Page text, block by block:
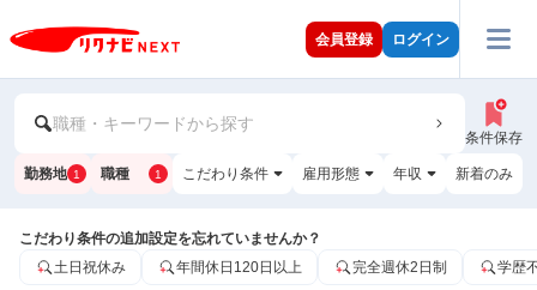
会員登録 ログイン
職種・キーワードから探す
条件保存
勤務地 1 職種 1 こだわり条件 雇用形態 年収 新着のみ
こだわり条件の追加設定を忘れていませんか？
土日祝休み
年間休日120日以上 完全週休2日制 学歴